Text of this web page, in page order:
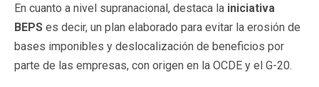
En cuanto a nivel supranacional, destaca la iniciativa
BEPS es decir, un plan elaborado para evitar la erosión de
bases imponibles y deslocalización de beneficios por
parte de las empresas, con origen en la OCDE y el G-20.